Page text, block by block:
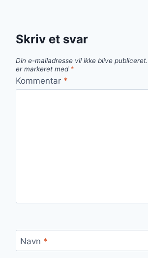
Skriv et svar
Din e-mailadresse vil ikke blive publiceret.
er markeret med *
Kommentar *
Navn *